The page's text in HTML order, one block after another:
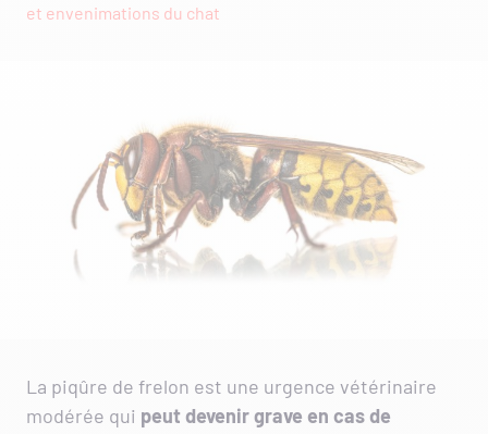
et envenimations du chat
La piqûre de frelon est une urgence vétérinaire
modérée qui peut devenir grave en cas de